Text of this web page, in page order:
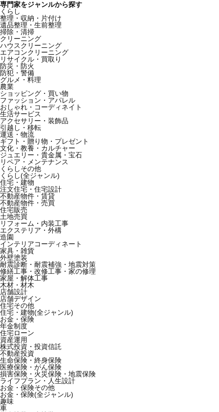
専門家をジャンルから探す
くらし
整理・収納・片付け
遺品整理・生前整理
掃除・清掃
クリーニング
ハウスクリーニング
エアコンクリーニング
リサイクル・買取り
防災・防火
防犯・警備
グルメ・料理
農業
ショッピング・買い物
ファッション・アパレル
おしゃれ・コーディネイト
生活サービス
アクセサリー・装飾品
引越し・移転
運送・物流
ギフト・贈り物・プレゼント
文化・教養・カルチャー
ジュエリー・貴金属・宝石
リペア・メンテナンス
くらしその他
くらし(全ジャンル)
住宅・建物
注文住宅・住宅設計
不動産物件・賃貸
不動産物件・売買
住宅販売
土地売買
リフォーム・内装工事
エクステリア・外構
造園
インテリアコーディネート
家具・雑貨
外壁塗装
耐震診断・耐震補強・地震対策
修繕工事・改修工事・家の修理
家屋・解体工事
木材・材木
店舗設計
店舗デザイン
住宅その他
住宅・建物(全ジャンル)
お金・保険
年金制度
住宅ローン
資産運用
株式投資・投資信託
不動産投資
生命保険・終身保険
医療保険・がん保険
損害保険・火災保険・地震保険
ライフプラン・人生設計
お金・保険その他
お金・保険(全ジャンル)
趣味
車